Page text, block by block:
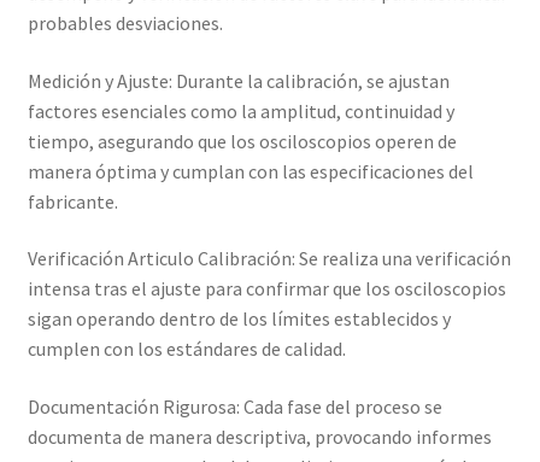
probables desviaciones.
Medición y Ajuste: Durante la calibración, se ajustan
factores esenciales como la amplitud, continuidad y
tiempo, asegurando que los osciloscopios operen de
manera óptima y cumplan con las especificaciones del
fabricante.
Verificación Articulo Calibración: Se realiza una verificación
intensa tras el ajuste para confirmar que los osciloscopios
sigan operando dentro de los límites establecidos y
cumplen con los estándares de calidad.
Documentación Rigurosa: Cada fase del proceso se
documenta de manera descriptiva, provocando informes